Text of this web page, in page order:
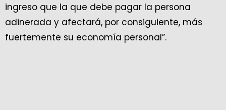
ingreso que la que debe pagar la persona
adinerada y afectará, por consiguiente, más
fuertemente su economía personal”.